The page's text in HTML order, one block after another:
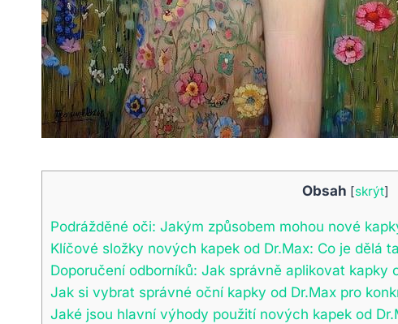
Obsah [skrýt]
Podrážděné oči: Jakým způsobem mohou nové
Klíčové složky nových kapek od Dr.Max: Co je dělá
Doporučení odborníků: Jak správně aplikovat kapky
Jak si vybrat správné oční kapky od Dr.Max pro
Jaké jsou hlavní výhody použití nových kapek od